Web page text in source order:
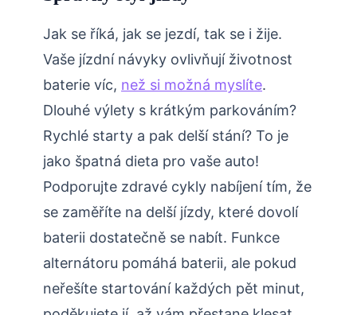
Jak se říká, jak se jezdí, tak se i žije.
Vaše jízdní návyky ovlivňují životnost
baterie víc, než si možná myslíte.
Dlouhé výlety s krátkým parkováním?
Rychlé starty a pak delší stání? To je
jako špatná dieta pro vaše auto!
Podporujte zdravé cykly nabíjení tím, že
se zaměříte na delší jízdy, které dovolí
baterii dostatečně se nabít. Funkce
alternátoru pomáhá baterii, ale pokud
neřešíte startování každých pět minut,